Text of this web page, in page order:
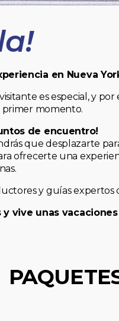
en Nueva
es especial, y
primer momento.
de encuentro!
que desplazarte
ofrecerte una
y guías expertos
vive unas